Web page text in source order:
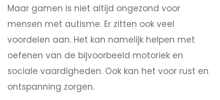
Maar gamen is niet altijd ongezond voor
mensen met autisme. Er zitten ook veel
voordelen aan. Het kan namelijk helpen met
oefenen van de bijvoorbeeld motoriek en
sociale vaardigheden. Ook kan het voor rust en
ontspanning zorgen.